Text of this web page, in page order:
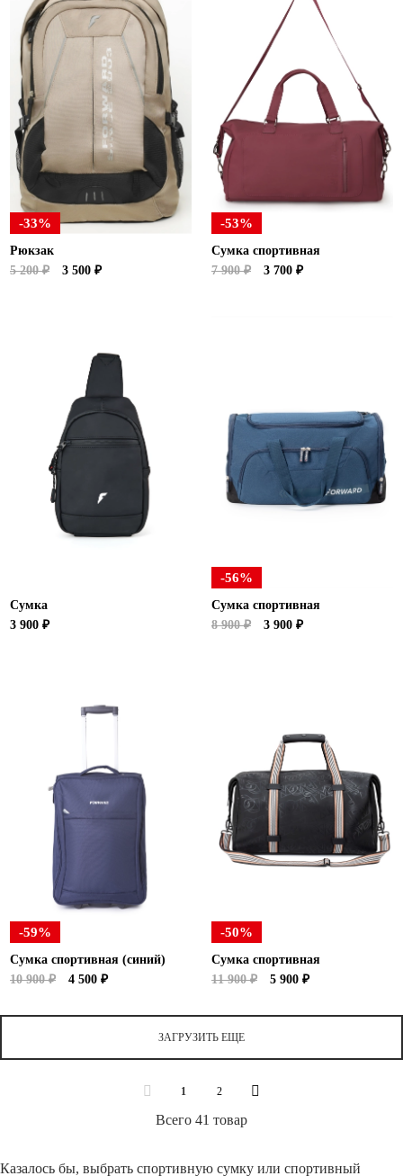
-33%
Рюкзак
5 200 ₽
3 500 ₽
-53%
Сумка спортивная
7 900 ₽
3 700 ₽
Сумка
3 900 ₽
-56%
Сумка спортивная
8 900 ₽
3 900 ₽
-59%
Сумка спортивная (синий)
10 900 ₽
4 500 ₽
-50%
Сумка спортивная
11 900 ₽
5 900 ₽
ЗАГРУЗИТЬ ЕЩЕ
1 2
Всего 41 товар
Казалось бы, выбрать спортивную сумку или спортивный